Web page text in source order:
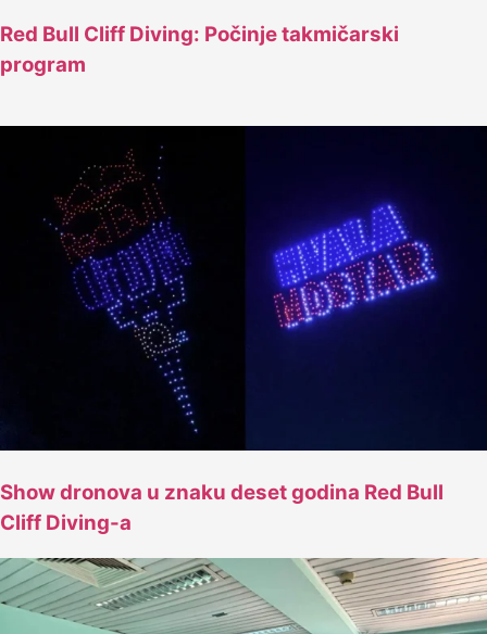
Red Bull Cliff Diving: Počinje takmičarski
program
Show dronova u znaku deset godina Red Bull
Cliff Diving-a